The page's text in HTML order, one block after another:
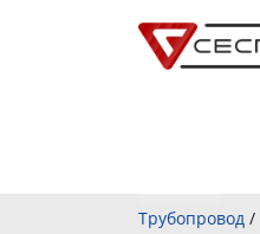
Трубопровод /